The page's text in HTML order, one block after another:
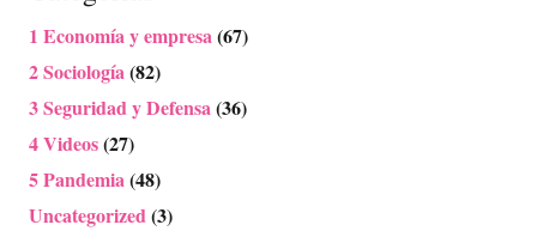
1 Economía y empresa(67)
2 Sociología(82)
3 Seguridad y Defensa(36)
4 Videos(27)
5 Pandemia(48)
Uncategorized(3)